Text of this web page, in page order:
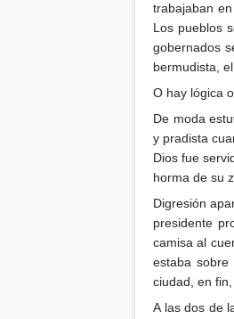
trabajaban
Los pueblos
gobernados
bermudista,
O hay lógica
De moda
y pradista
Dios fue
horma de su
Digresión
presidente
camisa al
estaba
ciudad, en
A las dos de